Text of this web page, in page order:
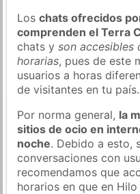
Loschats ofrecidos
comprenden el Terra
chats yson accesibles
horarias, pues de este
usuarios a horas
de visitantes en tu país.
Por norma general, la
sitios de ocio en
noche. Debido a esto,
conversaciones con
recomendamos que
horarios en que en